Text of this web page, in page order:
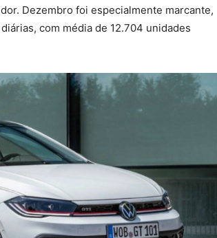
Dezembro foi especialmente marcante,
com média de 12.704 unidades